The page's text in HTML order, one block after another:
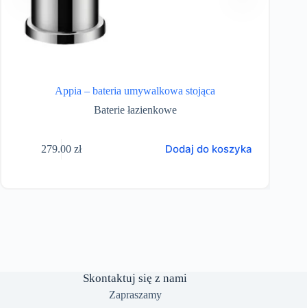
Appia – bateria umywalkowa stojąca
Baterie łazienkowe
279.00zł Dodaj do koszyka
Skontaktuj się z nami
Zapraszamy